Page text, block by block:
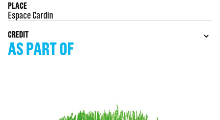
PLACE
Espace Cardin
CREDIT
AS PART OF